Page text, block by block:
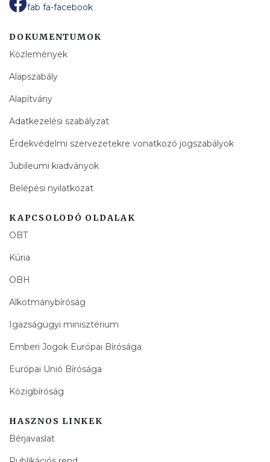
fab fa-facebook
DOKUMENTUMOK
Közlemények
Alapszabály
Alapítvány
Adatkezelési szabályzat
Érdekvédelmi szervezetekre vonatkozó jogszabályok
Jubileumi kiadványok
Belépési nyilatkozat
KAPCSOLODÓ OLDALAK
OBT
Kúria
OBH
Alkotmánybíróság
Igazságügyi minisztérium
Emberi Jogok Európai Bírósága
Európai Unió Bírósága
Közigbíróság
HASZNOS LINKEK
Bérjavaslat